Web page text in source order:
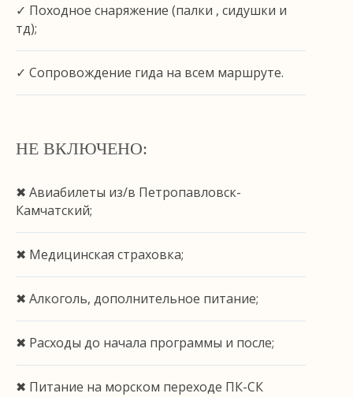
✓ Походное снаряжение (палки , сидушки и
тд);
✓ Сопровождение гида на всем маршруте.
НЕ ВКЛЮЧЕНО:
✖ Авиабилеты из/в Петропавловск-
Камчатский;
✖ Медицинская страховка;
✖ Алкоголь, дополнительное питание;
✖ Расходы до начала программы и после;
✖ Питание на морском переходе ПК-СК